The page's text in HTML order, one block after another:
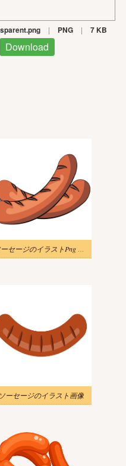
| PNG | 7 KB
Download
ソーセージのイラストPng ダウンロード
ソーセージのイラスト画像